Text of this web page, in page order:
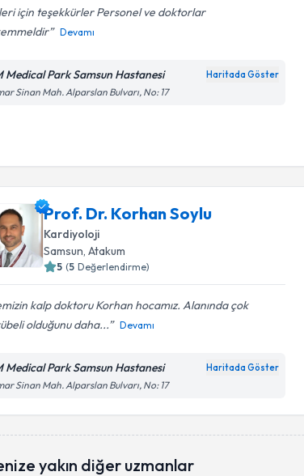
için teşekkürler Personel ve doktorlar
Devamı
Medical Park Samsun Hastanesi Haritada Göster
Sinan Mah. Alparslan Bulvarı, No: 17
Prof. Dr. Korhan Soylu
Kardiyoloji
Samsun , Atakum
5 (5 Değerlendirme)
kalp doktoru Korhan hocamız. Alanında çok
olduğunu daha...
Devamı
Medical Park Samsun Hastanesi Haritada Göster
Sinan Mah. Alparslan Bulvarı, No: 17
yakın diğer uzmanlar